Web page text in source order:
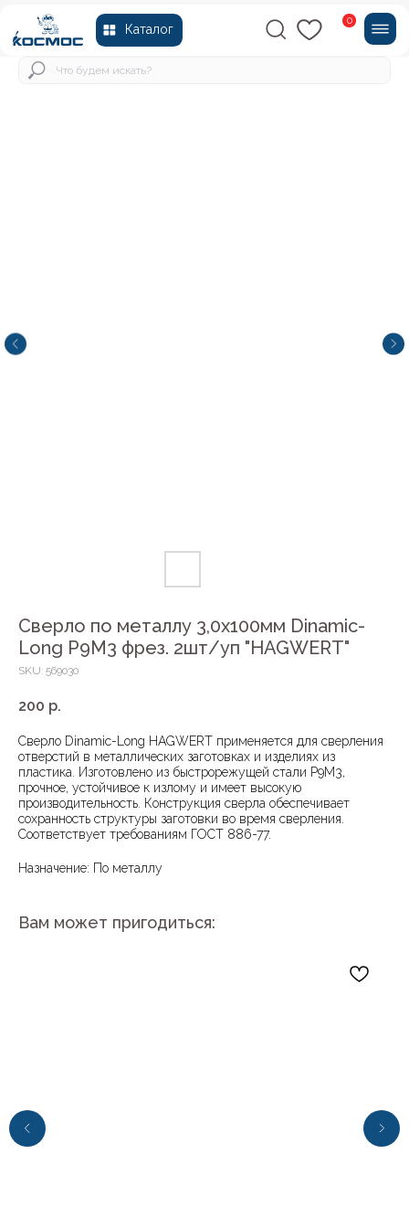
Каталог
Сверло по металлу 3,0х100мм Dinamic-
Long P9M3 фрез. 2шт/уп "HAGWERT"
SKU: 569030
200 р.
Сверло Dinamic-Long HAGWERT применяется для сверления
отверстий в металлических заготовках и изделиях из
пластика. Изготовлено из быстрорежущей стали Р9М3,
прочное, устойчивое к излому и имеет высокую
производительность. Конструкция сверла обеспечивает
сохранность структуры заготовки во время сверления.
Соответствует требованиям ГОСТ 886-77.
Назначение: По металлу
Вам может пригодиться: